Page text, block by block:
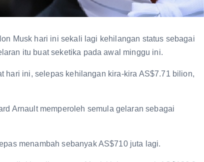
Musk hari ini sekali lagi kehilangan status sebagai
itu buat seketika pada awal minggu ini.
hari ini, selepas kehilangan kira-kira AS$7.71 bilion,
Arnault memperoleh semula gelaran sebagai
menambah sebanyak AS$710 juta lagi.